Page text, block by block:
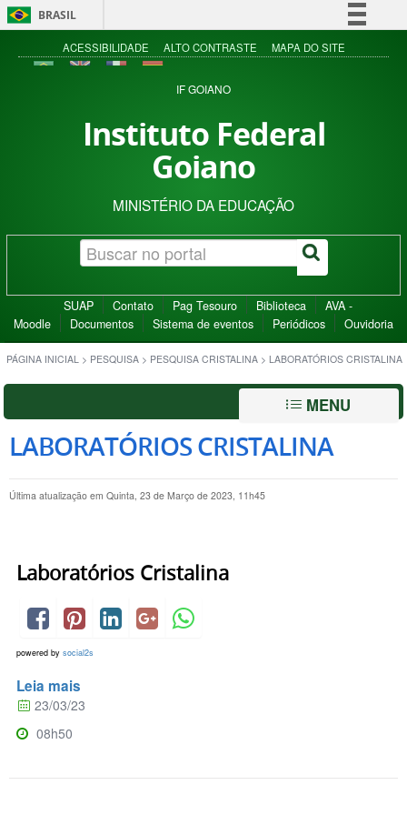
BRASIL
Simplifique!
Acesso à informação
ACESSIBILIDADE ALTO CONTRASTE MAPA DO SITE
IF GOIANO
Instituto Federal
Goiano
MINISTÉRIO DA EDUCAÇÃO
SUAP Contato Pag Tesouro Biblioteca
AVA -
Moodle
Documentos Sistema de eventos Periódicos Ouvidoria
PÁGINA INICIAL > PESQUISA > PESQUISA CRISTALINA > LABORATÓRIOS CRISTALINA
MENU
LABORATÓRIOS CRISTALINA
Última atualização em Quinta, 23 de Março de 2023, 11h45
Laboratórios Cristalina
powered by social2s
Leia mais
23/03/23
08h50